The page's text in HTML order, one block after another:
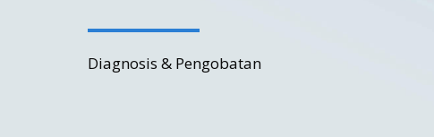
Diagnosis & Pengobatan